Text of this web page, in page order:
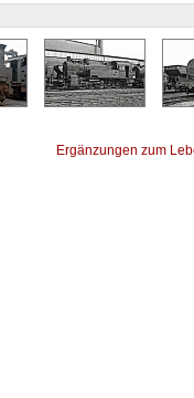
Ergänzungen zum